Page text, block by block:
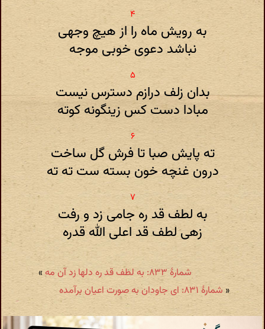
به رویش ماه را از هیچ وجهی
نباشد دعوی خوبی موجه
بدان زلف درازم دسترس نیست
مبادا دست کس زینگونه کوته
ته پایش صبا تا فرش گل ساخت
درون غنچه خون بسته ست ته ته
به لطف قد ره جامی زد و رفت
زهی لطف قد اعلی الله قدره
شمارهٔ ۸۳۳: به لطف قد ره دلها زد آن مه
»
« شمارهٔ ۸۳۱: ای جاودان به صورت اعیان برآمده